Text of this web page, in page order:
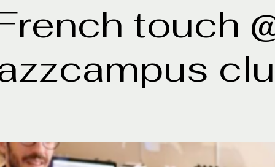
touch